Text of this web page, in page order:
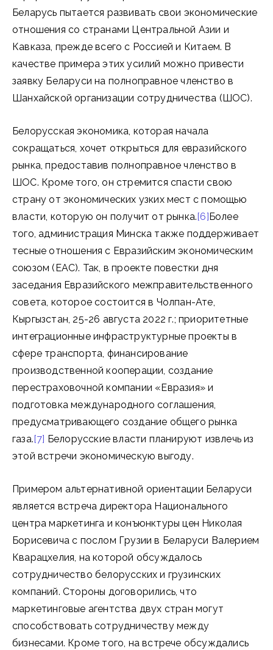
Беларусь пытается развивать свои экономические
отношения со странами Центральной Азии и
Кавказа, прежде всего с Россией и Китаем. В
качестве примера этих усилий можно привести
заявку Беларуси на полноправное членство в
Шанхайской организации сотрудничества (ШОС).
Белорусская экономика, которая начала
сокращаться, хочет открыться для евразийского
рынка, предоставив полноправное членство в
ШОС. Кроме того, он стремится спасти свою
страну от экономических узких мест с помощью
власти, которую он получит от рынка.[6]Более
того, администрация Минска также поддерживает
тесные отношения с Евразийским экономическим
союзом (ЕАС). Так, в проекте повестки дня
заседания Евразийского межправительственного
совета, которое состоится в Чолпан-Ате,
Кыргызстан, 25-26 августа 2022 г.; приоритетные
интеграционные инфраструктурные проекты в
сфере транспорта, финансирование
производственной кооперации, создание
перестраховочной компании «Евразия» и
подготовка международного соглашения,
предусматривающего создание общего рынка
газа.[7] Белорусские власти планируют извлечь из
этой встречи экономическую выгоду.
Примером альтернативной ориентации Беларуси
является встреча директора Национального
центра маркетинга и конъюнктуры цен Николая
Борисевича с послом Грузии в Беларуси Валерием
Кварацхелия, на которой обсуждалось
сотрудничество белорусских и грузинских
компаний. Стороны договорились, что
маркетинговые агентства двух стран могут
способствовать сотрудничеству между
бизнесами. Кроме того, на встрече обсуждались